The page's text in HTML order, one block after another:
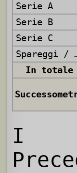
Serie A
Serie B
Serie C
In totale
I